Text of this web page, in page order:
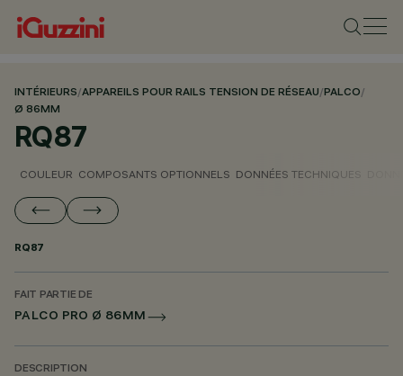
INTÉRIEURS/APPAREILS POUR RAILS TENSION DE RÉSEAU/PALCO/
Ø 86MM
RQ87
COULEUR COMPOSANTS OPTIONNELS DONNÉES TECHNIQUES
RQ87
FAIT PARTIE DE
PALCO PRO Ø 86MM
DESCRIPTION